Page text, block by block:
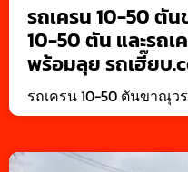
รถเครน 10-50 ตั
10-50 ตัน และรถ
พร้อมลุย รถเฮี๊ยบ
รถเครน 10-50 ตันขาณุว